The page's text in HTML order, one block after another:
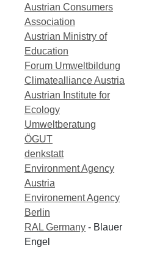
Austrian Consumers
Association
Austrian Ministry of
Education
Forum Umweltbildung
Climatealliance Austria
Austrian Institute for
Ecology
Umweltberatung
ÖGUT
denkstatt
Environment Agency
Austria
Environement Agency
Berlin
RAL Germany - Blauer
Engel